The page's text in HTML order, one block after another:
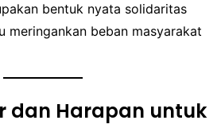
bentuk nyata solidaritas
meringankan beban masyarakat
dan Harapan untuk